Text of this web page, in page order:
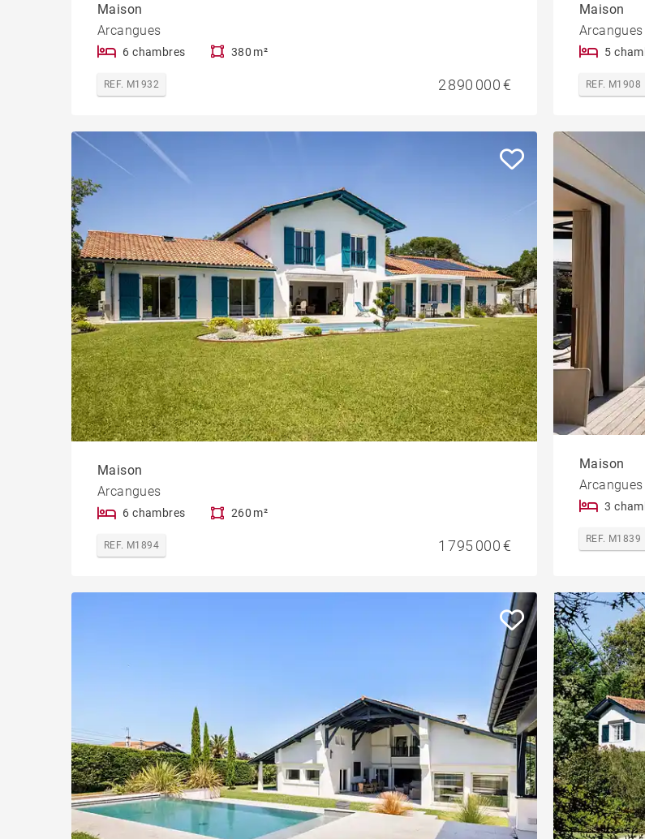
Maison
Arcangues
6 chambres 380 m²
REF. M1932 2 890 000 €
Maison
Arcangues
5
REF. M1908
Maison
Arcangues
6 chambres 260 m²
REF. M1894 1 795 000 €
Maison
Arcangues
3
REF. M1839